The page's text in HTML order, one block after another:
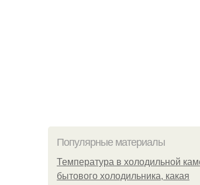
Популярные материалы
Температура в холодильной
бытового холодильника, какая